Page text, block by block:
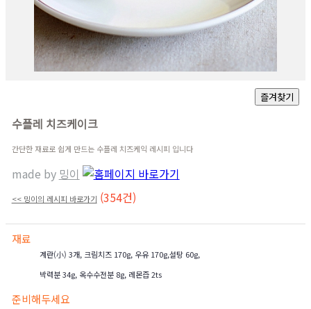
수플레 치즈케이크
간단한 재료로 쉽게 만드는 수플레 치즈케익 레시피 입니다
made by 밍이
<< 밍이의 레시피 바로가기 (354건)
재료
계란(小) 3개, 크림치즈 170g, 우유 170g,설탕 60g,
박력분 34g, 옥수수전분 8g, 레몬즙 2ts
준비해두세요